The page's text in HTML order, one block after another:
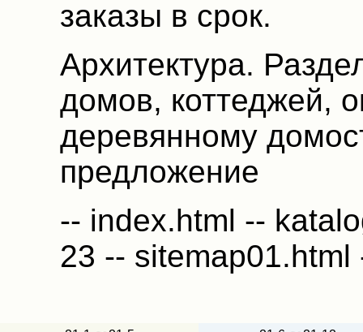
заказы в срок.
Архитектура.
домов, коттеджей,
деревянному
предложение
-- index.html --
23 --